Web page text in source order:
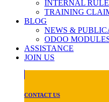
INTERNAL
TRAINING
BLOG
NEWS &
ODOO
ASSISTANCE
JOIN US
CONTACT US